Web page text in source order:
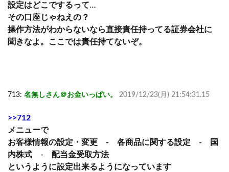
設定はどこでするって…
その口座じゃねえの？
操作方法がわからないなら直接責任持ってる証券会社に
聞きなよ。ここでは責任持てないぞ。
713: 名無しさん＠お金いっぱい。 2019/12/23(月) 21:54:31.15
>>712
メニューで
お客様情報の設定・変更 - 各商品に関する設定 - 国
内株式 - 配当金受取方法
というように設定出来るようになっています